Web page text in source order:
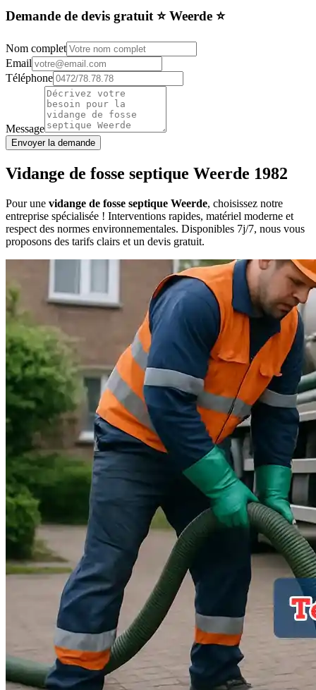
Demande de devis gratuit ⭐️ Weerde ⭐️
Nom complet
Email
Téléphone
Message
Envoyer la demande
Vidange de fosse septique Weerde 1982
Pour une vidange de fosse septique Weerde, choisissez notre
entreprise spécialisée ! Interventions rapides, matériel moderne et
respect des normes environnementales. Disponibles 7j/7, nous vous
proposons des tarifs clairs et un devis gratuit.